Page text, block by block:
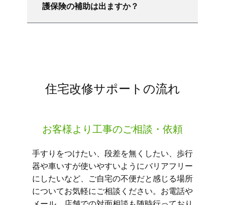
護保険の補助は出ますか？
住宅改修サポートの流れ
お客様より工事のご相談・依頼
手すりをつけたい、段差を無くしたい、歩行
器や車いすが使いやすいようにバリアフリー
にしたいなど、ご自宅の不便だと感じる場所
についてお気軽にご相談ください。お電話や